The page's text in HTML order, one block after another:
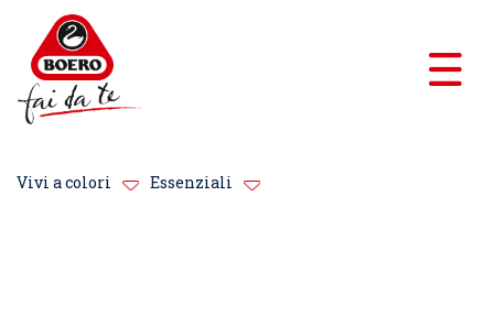
Vivi a colori Essenziali